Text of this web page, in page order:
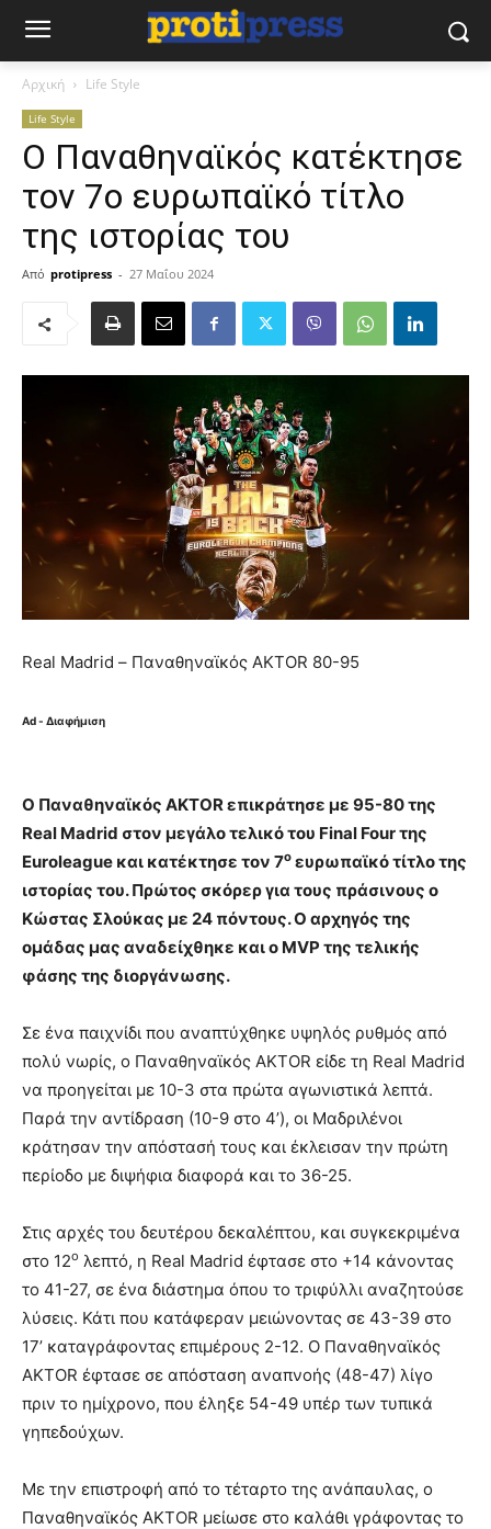
Αρχική Life Style
Life Style
Ο Παναθηναϊκός κατέκτησε
τον 7ο ευρωπαϊκό τίτλο
της ιστορίας του
Από protipress - 27 Μαΐου 2024
Real Madrid – Παναθηναϊκός AKTOR 80-95
Ad - Διαφήμιση
Ο Παναθηναϊκός AKTOR επικράτησε με 95-80 της
Real Madrid στον μεγάλο τελικό του Final Four της
Euroleague και κατέκτησε τον 7ο ευρωπαϊκό τίτλο της
ιστορίας του. Πρώτος σκόρερ για τους πράσινους ο
Κώστας Σλούκας με 24 πόντους. Ο αρχηγός της
ομάδας μας αναδείχθηκε και ο MVP της τελικής
φάσης της διοργάνωσης.
Σε ένα παιχνίδι που αναπτύχθηκε υψηλός ρυθμός από
πολύ νωρίς, ο Παναθηναϊκός AKTOR είδε τη Real Madrid
να προηγείται με 10-3 στα πρώτα αγωνιστικά λεπτά.
Παρά την αντίδραση (10-9 στο 4’), οι Μαδριλένοι
κράτησαν την απόστασή τους και έκλεισαν την πρώτη
περίοδο με διψήφια διαφορά και το 36-25.
Στις αρχές του δευτέρου δεκαλέπτου, και συγκεκριμένα
στο 12ο λεπτό, η Real Madrid έφτασε στο +14 κάνοντας
το 41-27, σε ένα διάστημα όπου το τριφύλλι αναζητούσε
λύσεις. Κάτι που κατάφεραν μειώνοντας σε 43-39 στο
17’ καταγράφοντας επιμέρους 2-12. Ο Παναθηναϊκός
AKTOR έφτασε σε απόσταση αναπνοής (48-47) λίγο
πριν το ημίχρονο, που έληξε 54-49 υπέρ των τυπικά
γηπεδούχων.
Με την επιστροφή από το τέταρτο της ανάπαυλας, ο
Παναθηναϊκός AKTOR μείωσε στο καλάθι γράφοντας το